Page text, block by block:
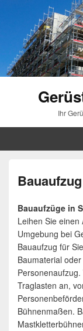
Ihr
Bauaufzüge in
Leihen Sie
Umgebung bei
Bauaufzug für
Baumaterial
Traglasten an,
Bühnenmaßen.